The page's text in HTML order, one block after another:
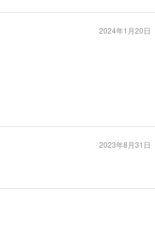
2024年1月20日
2023年8月31日